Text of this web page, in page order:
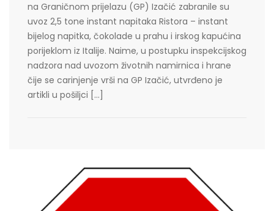
na Graničnom prijelazu (GP) Izačić zabranile su
uvoz 2,5 tone instant napitaka Ristora – instant
bijelog napitka, čokolade u prahu i irskog kapućina
porijeklom iz Italije. Naime, u postupku inspekcijskog
nadzora nad uvozom životnih namirnica i hrane
čije se carinjenje vrši na GP Izačić, utvrđeno je
artikli u pošiljci […]